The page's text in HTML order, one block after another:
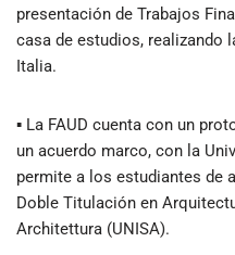
presentación de Trabajos
casa de estudios, realizando
Italia.
▪ La FAUD cuenta con un
un acuerdo marco, con la
permite a los estudiantes de
Doble Titulación en
Architettura (UNISA).